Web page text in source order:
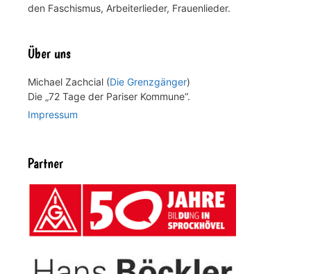
den Faschismus, Arbeiterlieder, Frauenlieder.
Über uns
Michael Zachcial (Die Grenzgänger)
Die „72 Tage der Pariser Kommune“.
Impressum
Partner